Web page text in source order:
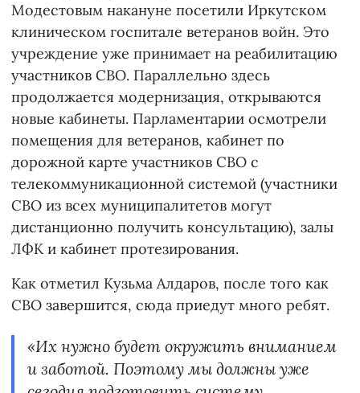
Модестовым накануне посетили Иркутском
клиническом госпитале ветеранов войн. Это
учреждение уже принимает на реабилитацию
участников СВО. Параллельно здесь
продолжается модернизация, открываются
новые кабинеты. Парламентарии осмотрели
помещения для ветеранов, кабинет по
дорожной карте участников СВО с
телекоммуникационной системой (участники
СВО из всех муниципалитетов могут
дистанционно получить консультацию), залы
ЛФК и кабинет протезирования.
Как отметил Кузьма Алдаров, после того как
СВО завершится, сюда приедут много ребят.
«Их нужно будет окружить вниманием
и заботой. Поэтому мы должны уже